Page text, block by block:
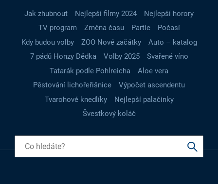
Jak zhubnout Nejlepší filmy 2024
Nejlepší horory
TV program
Změna času Partie
Počasí
Kdy budou volby
ZOO Nové začátky
Auto – katalog
7 pádů Honzy Dědka
Volby 2025
Svařené víno
Tatarák podle Pohlreicha
Aloe vera
Pěstování lichořeřišnice
Výpočet ascendentu
Tvarohové knedlíky
Nejlepší palačinky
Švestkový koláč